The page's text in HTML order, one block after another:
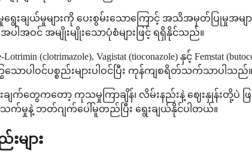
းချယ်မှုများကို ပေးစွမ်းသောကြောင့် အသိအမှတ်ပြုမှုအမ
ားအပါအဝင် အမျိုးမျိုးသောပုံစံများဖြင့် ရရှိနိုင်သည်။
(clotrimazole), Vagistat (tioconazole) နှင့်
ပါဝင်ပစ္စည်းများပါဝင်ပြီး ကုန်ကျစရိတ်သက်သာပါသည်။
းချက်တွေကတော့ ကုသမှုကြာချိန်၊ လိမ်းနည်းနဲ့ ဈေးနှုန်
နဲ့ ဘတ်ဂျက်ပေါ်မူတည်ပြီး ရွေးချယ်နိုင်ပါတယ်။
များ